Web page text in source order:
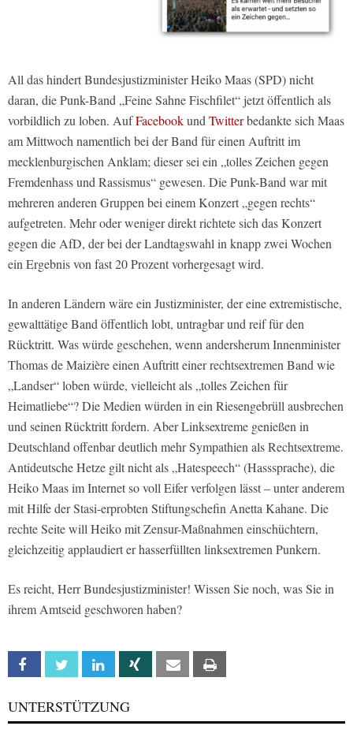
All das hindert Bundesjustizminister Heiko Maas (SPD) nicht
daran, die Punk-Band „Feine Sahne Fischfilet“ jetzt öffentlich als
vorbildlich zu loben. AufFacebookund Twitterbedankte sich Maas
am Mittwoch namentlich bei der Band für einen Auftritt im
mecklenburgischen Anklam; dieser sei ein „tolles Zeichen gegen
Fremdenhass und Rassismus“ gewesen. Die Punk-Band war mit
mehreren anderen Gruppen bei einem Konzert „gegen rechts“
aufgetreten. Mehr oder weniger direkt richtete sich das Konzert
gegen die AfD, der bei der Landtagswahl in knapp zwei Wochen
ein Ergebnis von fast 20 Prozent vorhergesagt wird.
In anderen Ländern wäre ein Justizminister, der eine extremistische,
gewalttätige Band öffentlich lobt, untragbar und reif für den
Rücktritt. Was würde geschehen, wenn andersherum Innenminister
Thomas de Maizière einen Auftritt einer rechtsextremen Band wie
„Landser“ loben würde, vielleicht als „tolles Zeichen für
Heimatliebe“? Die Medien würden in ein Riesengebrüll ausbrechen
und seinen Rücktritt fordern. Aber Linksextreme genießen in
Deutschland offenbar deutlich mehr Sympathien als Rechtsextreme.
Antideutsche Hetze gilt nicht als „Hatespeech“ (Hasssprache), die
Heiko Maas im Internet so voll Eifer verfolgen lässt – unter anderem
mit Hilfe der Stasi-erprobten Stiftungschefin Anetta Kahane. Die
rechte Seite will Heiko mit Zensur-Maßnahmen einschüchtern,
gleichzeitig applaudiert er hasserfüllten linksextremen Punkern.
Es reicht, Herr Bundesjustizminister! Wissen Sie noch, was Sie in
ihrem Amtseid geschworen haben?
Facebook Twitter Linkedin Xing Email
UNTERSTÜTZUNG